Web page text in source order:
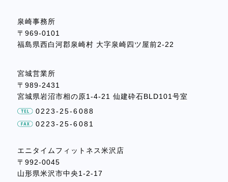
泉崎事務所
〒969-0101
福島県西白河郡泉崎村 大字泉崎四ツ屋前2-22
宮城営業所
〒989-2431
宮城県岩沼市相の原1-4-21仙建砕石BLD101号室
0223-25-6088
0223-25-6081
エニタイムフィットネス米沢店
〒992-0045
山形県米沢市中央1-2-17